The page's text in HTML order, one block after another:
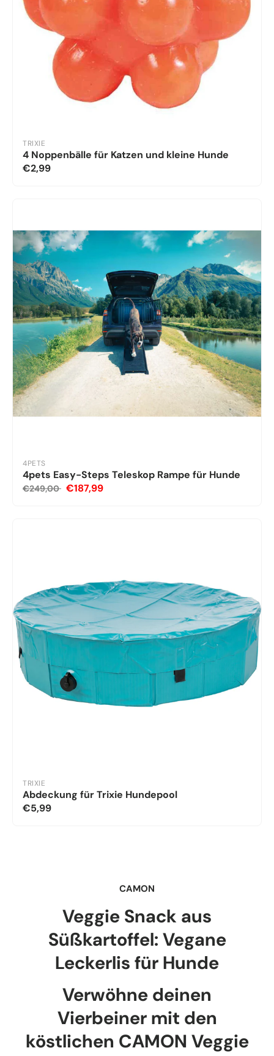
TRIXIE
4 Noppenbälle für Katzen und kleine Hunde
€2,99
4PETS
4pets Easy-Steps Teleskop Rampe für Hunde
€249,00 €187,99
TRIXIE
Abdeckung für Trixie Hundepool
€5,99
CAMON
Veggie Snack aus
Süßkartoffel: Vegane
Leckerlis für Hunde
Verwöhne deinen
Vierbeiner mit den
köstlichen CAMON Veggie